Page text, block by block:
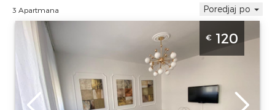
3 Apartmana Poredjaj po
Dvosoban Apartman Hany Beograd Savski
Venac. Povrsine 70m2. Luksuzno opremljen
apartman je pogodan za boravak do 4
osobe.
Beograd
€ 120